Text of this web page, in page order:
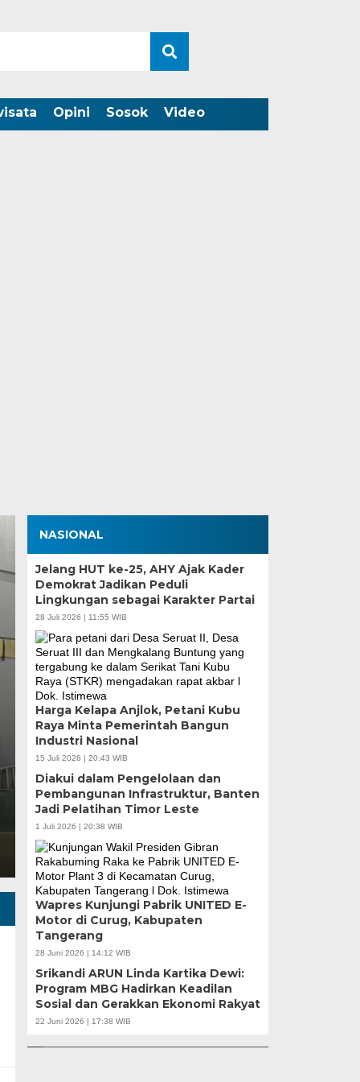
Opini Sosok Video
SMP Satap di Kota
Pendaftaran Manual
Penerimaan Murid Baru (SPMB) Tahun Ajaran 2026/2007
NASIONAL
Jelang HUT ke-25, AHY Ajak Kader
Demokrat Jadikan Peduli
Lingkungan sebagai Karakter Partai
28 Juli 2026 | 11:55 WIB
Harga Kelapa Anjlok, Petani Kubu
Raya Minta Pemerintah Bangun
Industri Nasional
15 Juli 2026 | 20:43 WIB
Diakui dalam Pengelolaan dan
Pembangunan Infrastruktur, Banten
Jadi Pelatihan Timor Leste
1 Juli 2026 | 20:38 WIB
Wapres Kunjungi Pabrik UNITED E-
Motor di Curug, Kabupaten
Tangerang
28 Juni 2026 | 14:12 WIB
Srikandi ARUN Linda Kartika Dewi:
Program MBG Hadirkan Keadilan
Sosial dan Gerakkan Ekonomi Rakyat
22 Juni 2026 | 17:38 WIB
APBD Tahun 2025 Anggarkan Rp200 Miliar |